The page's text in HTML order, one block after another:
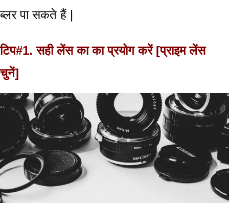
ब्लर पा सकते हैं |
टिप#1. सही लेंस का का प्रयोग करें [प्राइम लेंस
चुनें]